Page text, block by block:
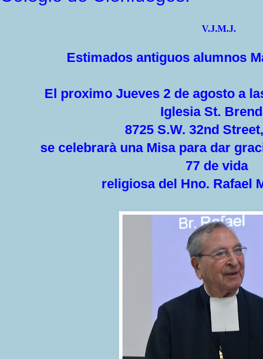
V.J.M.J.
Estimados antiguos alumnos
El proximo Jueves 2 de agosto a las
Iglesia St.
8725 S.W. 32nd Street,
se celebrarà una Misa para dar
77 de vida
religiosa del Hno. Rafael